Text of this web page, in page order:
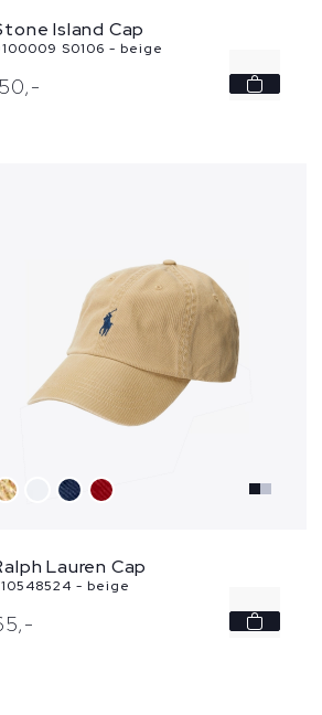
Island Cap
S0106 - beige
- -
Lauren Cap
- beige
- -